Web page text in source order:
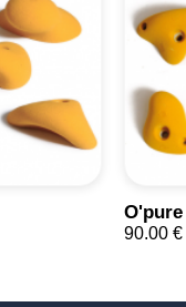
O'pure
90.00 €